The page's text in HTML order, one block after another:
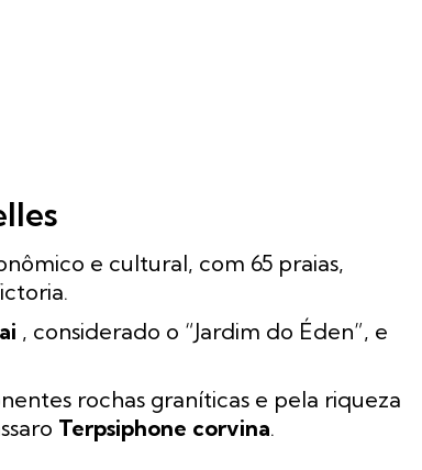
e cultural, com 65 praias,
, considerado o “Jardim do Éden”, e
rochas graníticas e pela riqueza
Terpsiphone corvina.